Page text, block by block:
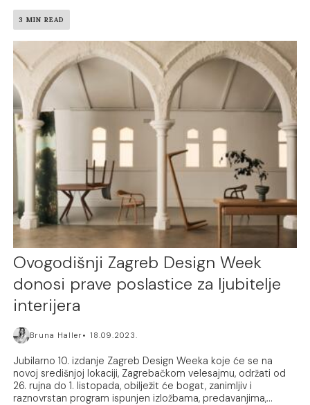
3 MIN READ
Ovogodišnji Zagreb Design Week
donosi prave poslastice za ljubitelje
interijera
Bruna Haller 18.09.2023.
Jubilarno 10. izdanje Zagreb Design Weeka koje će se na
novoj središnjoj lokaciji, Zagrebačkom velesajmu, održati od
26. rujna do 1. listopada, obilježit će bogat, zanimljiv i
raznovrstan program ispunjen izložbama, predavanjima,...